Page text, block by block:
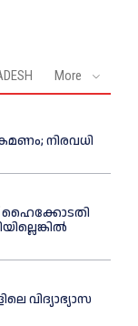
More
നിരവധി
ഹൈക്കോടതി
വി​ദ്യാ​ഭ്യാ​സ